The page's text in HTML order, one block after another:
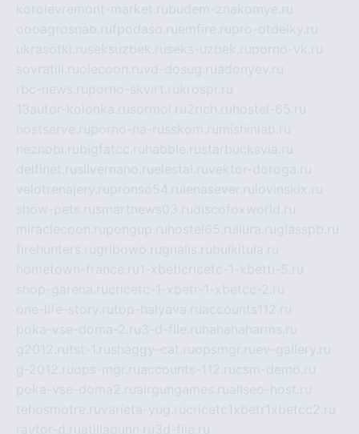
korolevremont-market.rubudem-znakomye.ru
oooagrosnab.rufpodaso.ruemfire.rupro-otdelky.ru
ukrasotki.ruseksuzbek.ruseks-uzbek.ruporno-vk.ru
sovratili.ruolecoon.ruvd-dosug.ruadonyev.ru
rbc-news.ruporno-skvirt.rukrospr.ru
13autor-kolonka.rusormol.ru2rich.ru hostel-65.ru
hostserve.ruporno-na-russkom.ru mishinlab.ru
neznobi.rubigfatcc.ru habble.rustarbucksvia.ru
delfinet.rusilvernano.ruelestal.ruvektor-doroga.ru
velotrenajery.rupronso54.ru lenasever.ru lovinskix.ru
show-pets.rusmartnews03.rudiscofoxworld.ru
miraclecoon.rupongup.ru hostel65.ru liura.ruglasspb.ru
firehunters.rugribowo.rugnalis.rubulkitula.ru
hometown-france.ru1-xbeticricetc-1-xbetti-5.ru
shop-garena.rucricetc-1-xbetr-1-xbetcc-2.ru
one-life-story.rutop-halyava.ruaccounts112.ru
poka-vse-doma-2.ru3-d-file.ru hahahaharms.ru
g2012.rutst-1.rushaggy-cat.ruopsmgr.ruev-gallery.ru
g-2012.ruops-mgr.ruaccounts-112.rucsm-demo.ru
poka-vse-doma2.ruairgungames.ruallseo-host.ru
tehosmotre.ruvarieta-yug.rucricetc1xbetr1xbetcc2.ru
raytor-d.ruatillagunn.ru3d-file.ru